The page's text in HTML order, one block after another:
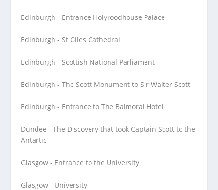
Edinburgh - Entrance Holyroodhouse Palace
Edinburgh - St Giles Cathedral
Edinburgh - Scottish National Parliament
Edinburgh - The Scott Monument to Sir Walter Scott
Edinburgh - Entrance to The Balmoral Hotel
Dundee - The Discovery that took Captain Scott to the
Antartic
Glasgow - Entrance to the University
Glasgow - University